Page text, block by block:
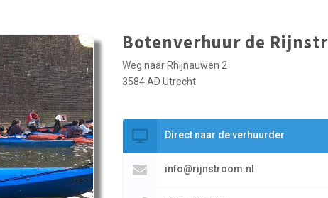
Botenverhuur de
Weg naar Rhijnauwen 2
3584 AD Utrecht
Direct naar de verhuurder
info@rijnstroom.nl